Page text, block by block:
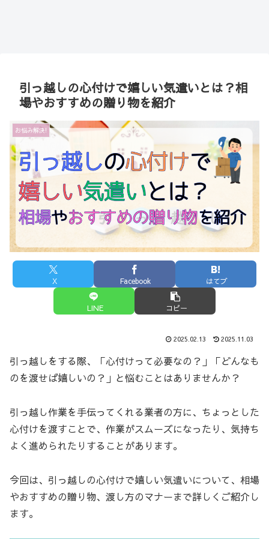
引っ越しの心付けで嬉しい気遣いとは？相
場やおすすめの贈り物を紹介
お悩み解決!
X Facebook はてブ
LINE コピー
2025.02.13 2025.11.03
引っ越しをする際、「心付けって必要なの？」「どんなも
のを渡せば嬉しいの？」と悩むことはありませんか？
引っ越し作業を手伝ってくれる業者の方に、ちょっとした
心付けを渡すことで、作業がスムーズになったり、気持ち
よく進められたりすることがあります。
今回は、引っ越しの心付けで嬉しい気遣いについて、相場
やおすすめの贈り物、渡し方のマナーまで詳しくご紹介し
ます。